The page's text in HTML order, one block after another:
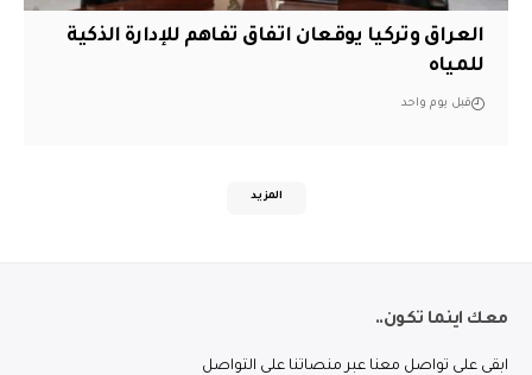
العراق وتركيا يوقعان اتفاق تفاهم للإدارة الذكية
للمياه
قبل يوم واحد
المزيد
معك اينما تكون..
ابقى على تواصل معنا عبر منصاتنا على التواصل